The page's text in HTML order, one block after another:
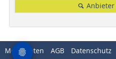
Mediadaten AGB Datenschutz